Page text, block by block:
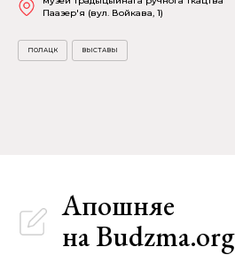
Паазер'я (вул. Войкава, 1)
ПОЛАЦК ВЫСТАВЫ
Апошняе
на Budzma.org